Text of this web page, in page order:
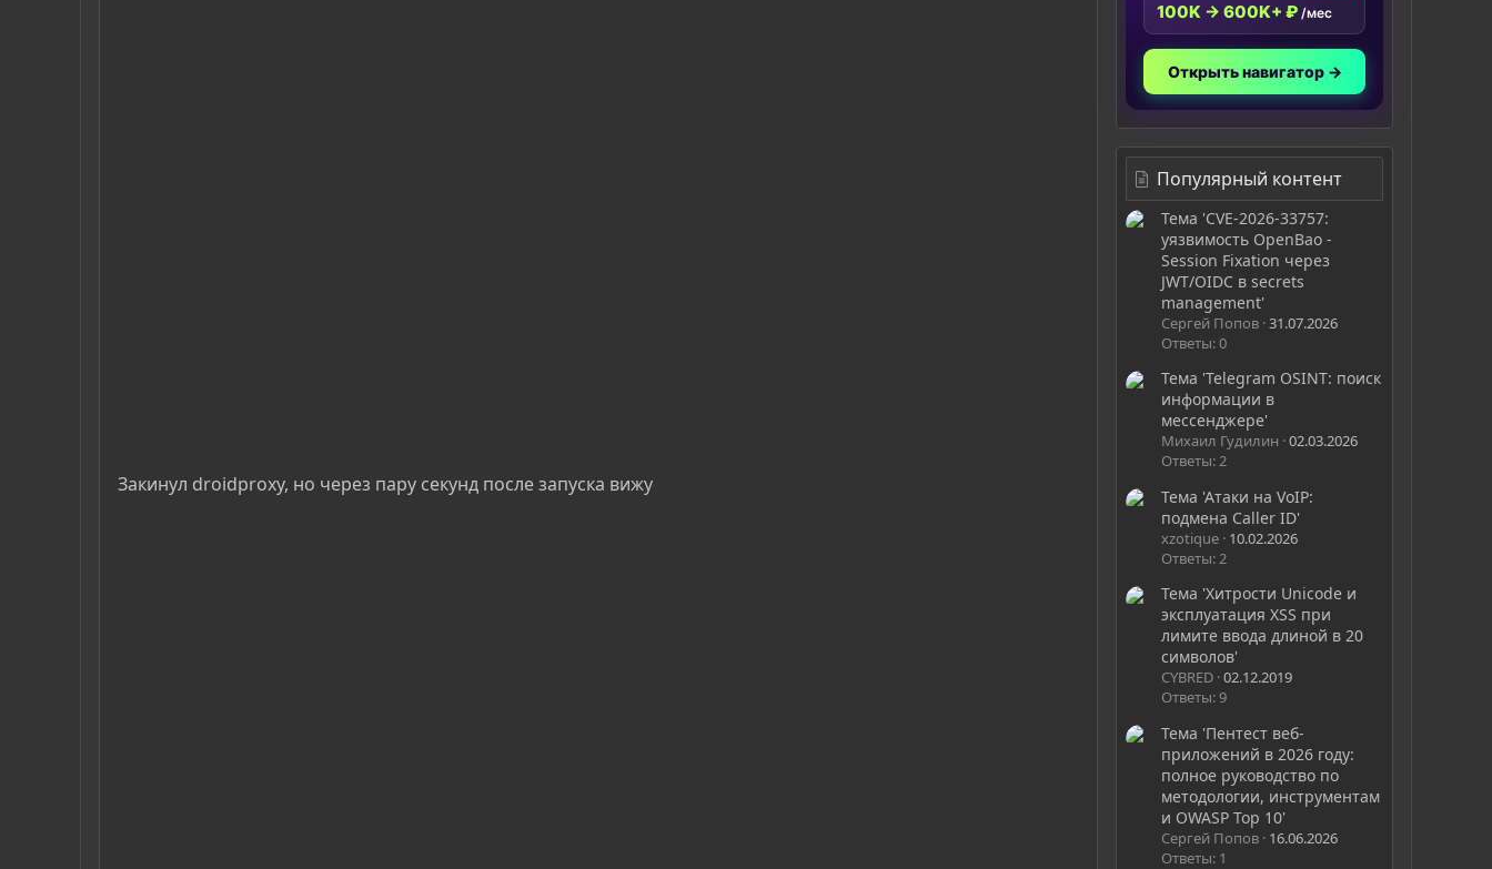
Закинул droidproxy, но через пару секунд после запуска вижу
100K → 600K+ ₽ /мес
Открыть навигатор →
Популярный контент
Тема 'CVE-2026-33757:
уязвимость OpenBao -
Session Fixation через
JWT/OIDC в secrets
management'
Сергей Попов 31.07.2026
Ответы: 0
Тема 'Telegram OSINT: поиск
информации в
мессенджере'
Михаил Гудилин 02.03.2026
Ответы: 2
Тема 'Атаки на VoIP:
подмена Caller ID'
xzotique 10.02.2026
Ответы: 2
Тема 'Хитрости Unicode и
эксплуатация XSS при
лимите ввода длиной в 20
символов'
CYBRED 02.12.2019
Ответы: 9
Тема 'Пентест веб-
приложений в 2026 году:
полное руководство по
методологии, инструментам
и OWASP Top 10'
Сергей Попов 16.06.2026
Ответы: 1